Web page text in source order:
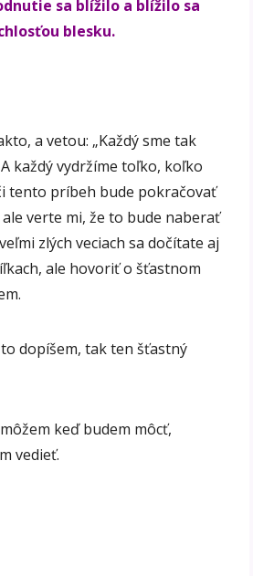
sa blížilo a blížilo sa
blesku.
a vetou: „Každý sme tak
každý vydržíme toľko, koľko
tento príbeh bude pokračovať
verte mi, že to bude naberať
zlých veciach sa dočítate aj
ale hovoriť o šťastnom
dopíšem, tak ten šťastný
keď budem môcť,
vedieť.